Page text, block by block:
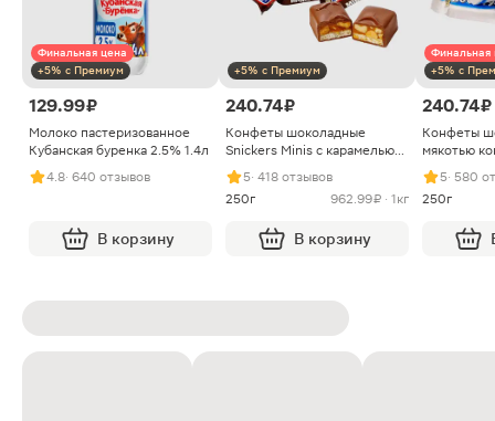
Финальная цена
+5% с Премиум
129.99 ₽
Молоко пастеризованное
Кубанская буренка 2.5% 1.4л
4.8· 640 отзывов
В корзину
+5% с Премиум
240.74 ₽
Конфеты шоколадные
Snickers Minis с карамелью
арахисом и нугой
5· 418 отзывов
250г
962.99 ₽ · 1кг
В корзину
Финальная
+5% с
240.74 ₽
Конфеты
мякотью
5· 580
250г